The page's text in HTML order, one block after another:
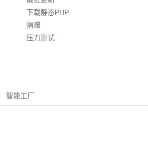
下载静态PHP
捐赠
压力测试
智能工厂